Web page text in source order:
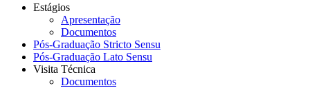
Estágios
Apresentação
Documentos
Pós-Graduação Stricto Sensu
Pós-Graduação Lato Sensu
Visita Técnica
Documentos